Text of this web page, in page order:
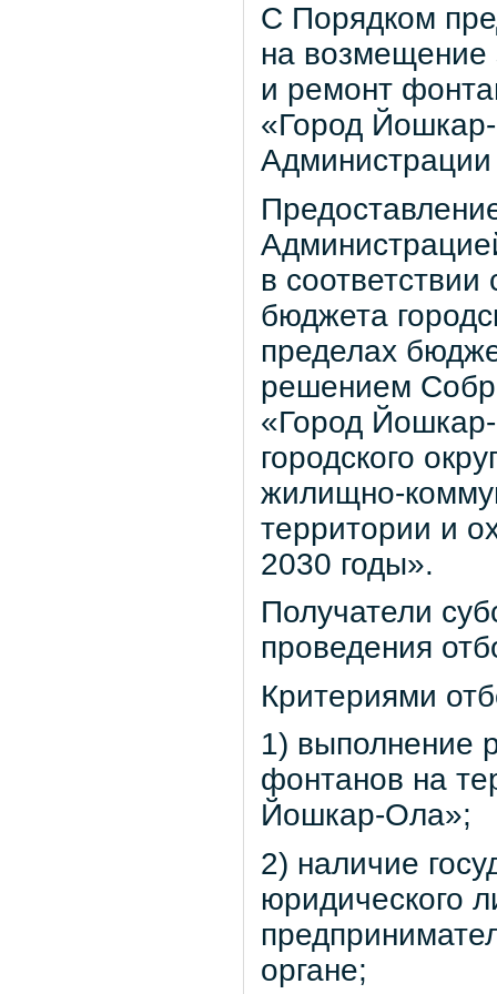
С Порядком
на возмещение
и ремонт
«Город
в
бюджета
пределах
решением
«Город
городского
жилищно-
территории и
2030 годы».
Получатели
проведения
Критериями
1) выполнение
фонтанов на
Йошкар-Ола»;
2) наличие
юридического
органе;